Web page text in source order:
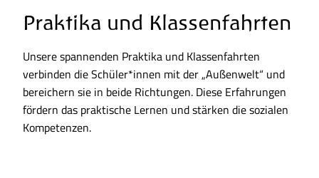
Praktika und Klassenfahrten
Unsere spannenden Praktika und Klassenfahrten
verbinden die Schüler*innen mit der „Außenwelt“ und
bereichern sie in beide Richtungen. Diese Erfahrungen
fördern das praktische Lernen und stärken die sozialen
Kompetenzen.